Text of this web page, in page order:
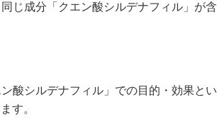
じ成分「クエン酸シルデナフィル」が含
酸シルデナフィル」での目的・効果とい
す。